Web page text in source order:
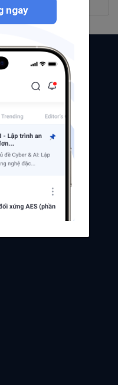
giả
hệ thống
Learning
ngay